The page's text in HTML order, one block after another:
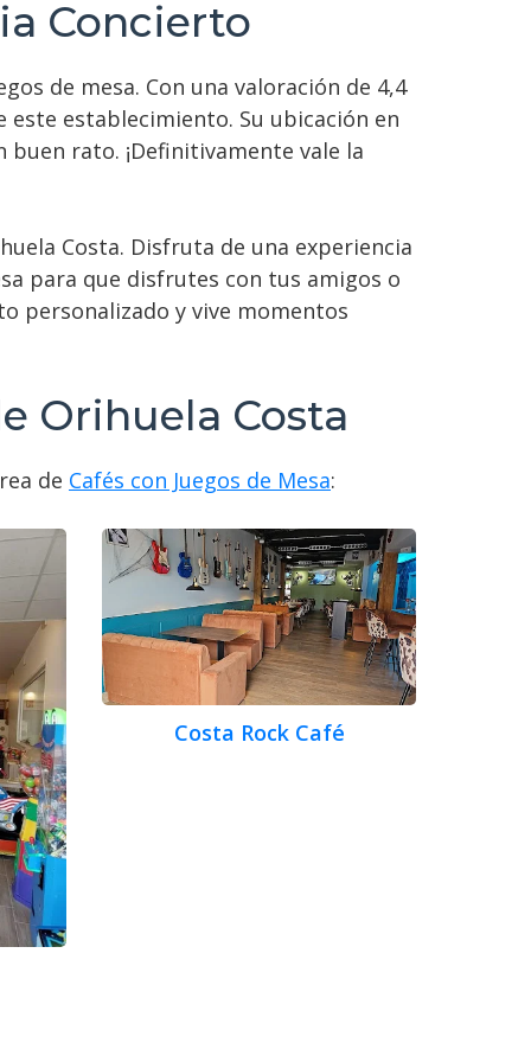
Concierto
de mesa. Con una valoración de 4,4
este establecimiento. Su ubicación en
rato. ¡Definitivamente vale la
Costa. Disfruta de una experiencia
para que disfrutes con tus amigos o
personalizado y vive momentos
Orihuela Costa
de Cafés con Juegos de Mesa:
Costa Rock Café